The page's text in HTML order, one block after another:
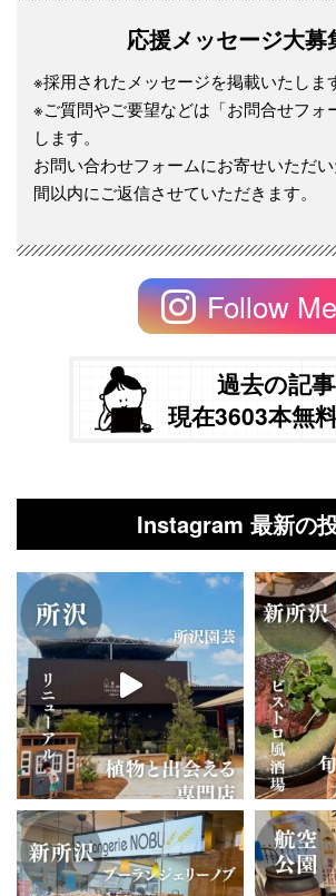
応援メッセージ大募
※採用されたメッセージを掲載いたしま
※ご質問やご要望などは「お問合せフォ
します。
お問い合わせフォームにお寄せいただ
間以内にご返信させていただきます。
Follow Me
過去の記
現在3603本無
Instagram 最新の